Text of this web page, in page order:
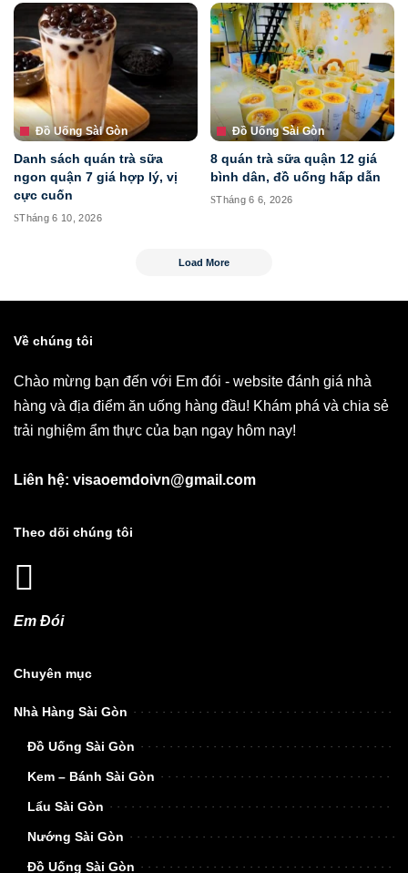
Đồ Uống Sài Gòn
Danh sách quán trà sữa
ngon quận 7 giá hợp lý, vị
cực cuốn
Tháng 6 10, 2026
Đồ Uống Sài Gòn
8 quán trà sữa quận 12 giá
bình dân, đồ uống hấp dẫn
Tháng 6 6, 2026
Load More
Về chúng tôi
Chào mừng bạn đến với Em đói - website đánh giá nhà
hàng và địa điểm ăn uống hàng đầu! Khám phá và chia sẻ
trải nghiệm ẩm thực của bạn ngay hôm nay!
Liên hệ: visaoemdoivn@gmail.com
Theo dõi chúng tôi
Em Đói
Chuyên mục
Nhà Hàng Sài Gòn
Đồ Uống Sài Gòn
Kem – Bánh Sài Gòn
Lẩu Sài Gòn
Nướng Sài Gòn
Đồ Uống Sài Gòn